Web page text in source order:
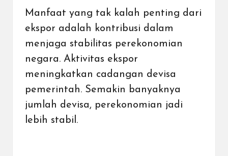
Manfaat yang tak kalah penting dari
ekspor adalah kontribusi dalam
menjaga stabilitas perekonomian
negara. Aktivitas ekspor
meningkatkan cadangan devisa
pemerintah. Semakin banyaknya
jumlah devisa, perekonomian jadi
lebih stabil.